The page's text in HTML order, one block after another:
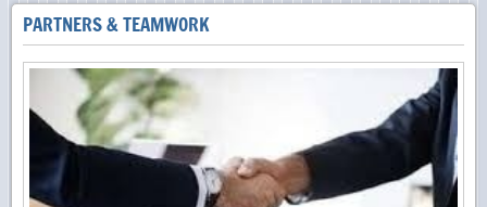
PARTNERS & TEAMWORK